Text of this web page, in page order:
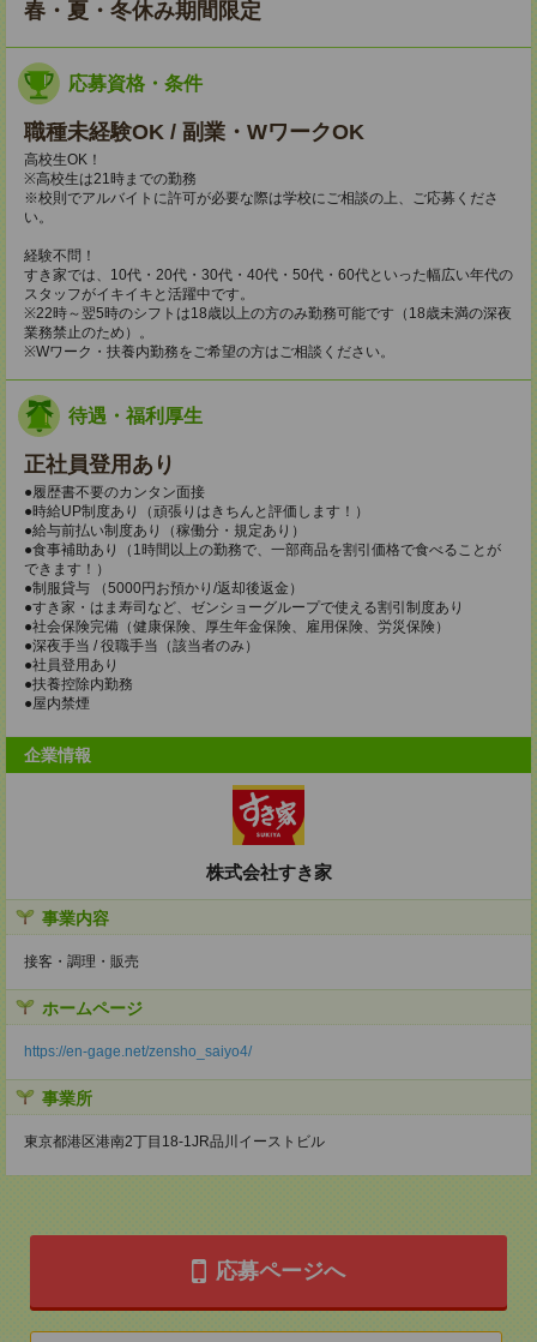
春・夏・冬休み期間限定
応募資格・条件
職種未経験OK / 副業・WワークOK
高校生OK！
※高校生は21時までの勤務
※校則でアルバイトに許可が必要な際は学校にご相談の上、ご応募くださ
い。
経験不問！
すき家では、10代・20代・30代・40代・50代・60代といった幅広い年代の
スタッフがイキイキと活躍中です。
※22時～翌5時のシフトは18歳以上の方のみ勤務可能です（18歳未満の深夜
業務禁止のため）。
※Wワーク・扶養内勤務をご希望の方はご相談ください。
待遇・福利厚生
正社員登用あり
●履歴書不要のカンタン面接
●時給UP制度あり（頑張りはきちんと評価します！）
●給与前払い制度あり（稼働分・規定あり）
●食事補助あり（1時間以上の勤務で、一部商品を割引価格で食べることが
できます！）
●制服貸与 （5000円お預かり/返却後返金）
●すき家・はま寿司など、ゼンショーグループで使える割引制度あり
●社会保険完備（健康保険、厚生年金保険、雇用保険、労災保険）
●深夜手当 / 役職手当（該当者のみ）
●社員登用あり
●扶養控除内勤務
●屋内禁煙
企業情報
株式会社すき家
事業内容
接客・調理・販売
ホームページ
https://en-gage.net/zensho_saiyo4/
事業所
東京都港区港南2丁目18-1JR品川イーストビル
応募ページへ